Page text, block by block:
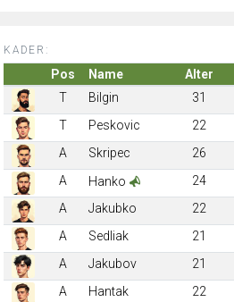
KADER:
Pos Name Alter
T
Bilgin 31
T
Peskovic 22
A
Skripec 26
A
Hanko 24
A
Jakubko 22
A
Sedliak 21
A
Jakubov 21
A
Hantak 22